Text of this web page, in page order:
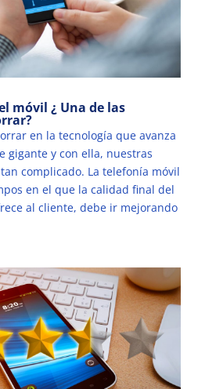
móvil ¿ Una de las
en la tecnología que avanza
gigante y con ella, nuestras
complicado. La telefonía móvil
en el que la calidad final del
al cliente, debe ir mejorando